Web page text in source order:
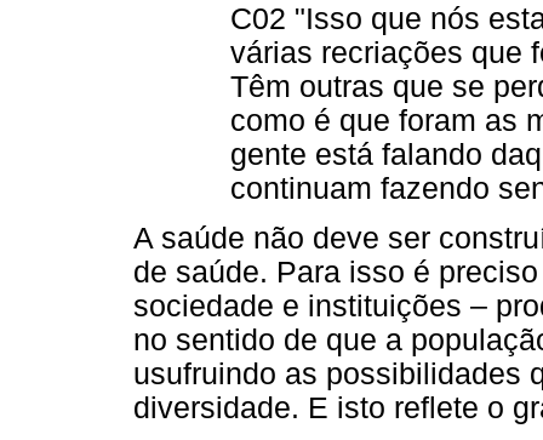
C02 "Isso que nós
várias recriações que
Têm outras que se
como é que foram as
gente está falando
continuam fazendo
A saúde não deve ser
de saúde. Para isso é
sociedade e instituições –
no sentido de que a
usufruindo as possibilidades
diversidade. E isto reflete o